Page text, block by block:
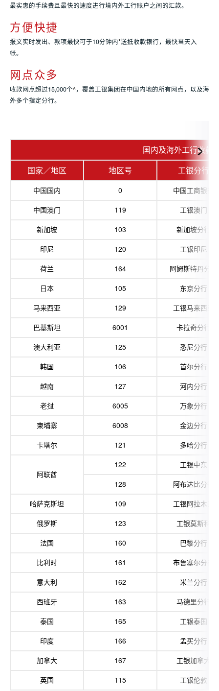
最实惠的手续费且最快的速度进行境内外工行账户之间的汇款。
方便快捷
报文实时发出、款项最快可于10分钟内*送抵收款银行，最快当天入
帐。
网点众多
收款网点超过15,000个^，覆盖工银集团在中国内地的所有网点，以及海
外多个指定分行。
国内及海外工行收款
国家／地区
地区号 工银分行
中国国内 0
中国工商银行
中国澳门
119
工银澳门
新加坡
103
新加坡分行
印尼
120
工银印尼
荷兰
164
阿姆斯特丹分行
日本
105
东京分行
马来西亚
129
工银马来西亚
巴基斯坦
6001
卡拉奇分行
澳大利亚
125
悉尼分行
韩国
106
首尔分行
越南
127
河内分行
老挝
6005
万象分行
柬埔寨
6008
金边分行
卡塔尔
121 多哈分行
阿联酋
122
工银中东
128
阿布达比分行
哈萨克斯坦
109
工银阿拉木图
俄罗斯
123
工银莫斯科
法国
160
巴黎分行
比利时
161
布鲁塞尔分行
意大利
162
米兰分行
西班牙
163
马德里分行
泰国
165
工银泰国
印度
166
孟买分行
加拿大
167
工银加拿大
英国
115 工银伦敦